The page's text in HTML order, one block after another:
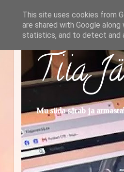
Tiia
Mu süda särab ja
This site uses cookies from
are shared with Google
statistics, and to detect and